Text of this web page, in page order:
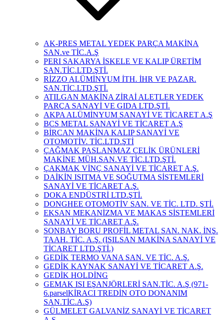
AK-PRES METAL YEDEK PARÇA MAKİNA
SAN.ve TİC.A.Ş
PERI SAKARYA İSKELE VE KALIP ÜRETİM
SAN.TİC.LTD.ŞTİ.
RİZZO ALÜMİNYUM İTH. İHR VE PAZAR.
SAN.TİC.LTD.ŞTİ.
ATILGAN MAKİNA ZİRAİ ALETLER YEDEK
PARÇA SANAYİ VE GIDA LTD.ŞTİ.
AKPA ALÜMİNYUM SANAYİ VE TİCARET A.Ş
BCS METAL SANAYİ VE TİCARET A.Ş
BİRCAN MAKİNA KALIP SANAYİ VE
OTOMOTİV. TİC.LTD.ŞTİ
ÇAĞMAK PASLANMAZ ÇELİK ÜRÜNLERİ
MAKİNE MÜH.SAN.VE TİC.LTD.ŞTİ.
ÇAKMAK VİNÇ SANAYİ VE TİCARET A.Ş.
DAİKİN ISITMA VE SOĞUTMA SİSTEMLERİ
SANAYİ VE TİCARET A.Ş.
DOKA ENDÜSTRİ LTD.ŞTİ.
DONGHEE OTOMOTİV SAN. VE TİC. LTD. ŞTİ.
EKSAN MEKANİZMA VE MAKAS SİSTEMLERİ
SANAYİ VE TİCARET A.Ş.
SONBAY BORU PROFİL METAL SAN. NAK. İNŞ.
TAAH. TİC. A.Ş. (ISILSAN MAKİNA SANAYİ VE
TİCARET LTD.ŞTİ.)
GEDİK TERMO VANA SAN. VE TİC. A.Ş.
GEDİK KAYNAK SANAYİ VE TİCARET A.Ş.
GEDİK HOLDİNG
GEMAK ISI EŞANJÖRLERİ SAN.TİC. A.Ş (971-
6.parselKİRACI TREDİN OTO DONANIM
SAN.TİC.A.Ş)
GÜLMELET GALVANİZ SANAYİ VE TİCARET